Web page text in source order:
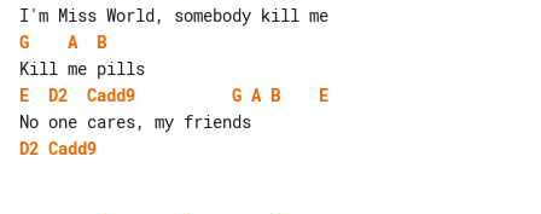
G
A
B
E
D2 Cadd9 G A B
E
D2 Cadd9